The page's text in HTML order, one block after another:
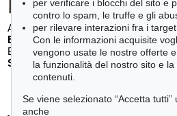
Auction 611 - Lot 125001019
E. SCHUMACHER
Bleibild B-3/1970, 1970
Stima:€ 60,000
per verificare i blocchi del sito e
contro lo spam, le truffe e gli
per rilevare interazioni fra i
Con le informazioni acquisite
vengono usate le nostre offerte
la funzionalità del nostro sito e
contenuti.
Se viene selezionato “Accetta
anche